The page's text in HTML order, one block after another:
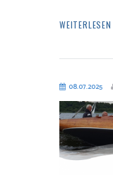
WEITERLESEN
08.07.2025